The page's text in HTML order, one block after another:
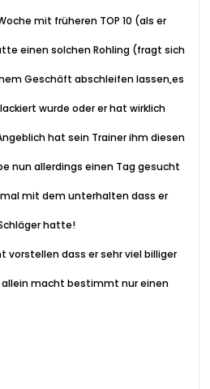
mit früheren TOP 10 (als er
einen solchen Rohling (fragt sich
Geschäft abschleifen lassen,es
wurde oder er hat wirklich
hat sein Trainer ihm diesen
nun allerdings einen Tag gesucht
mit dem unterhalten dass er
hatte!
vorstellen dass er sehr viel billiger
allein macht bestimmt nur einen